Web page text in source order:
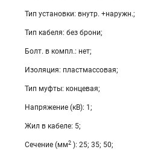
Тип установки: внутр. +наружн.;
Тип кабеля: без брони;
Болт. в компл.: нет;
Изоляция: пластмассовая;
Тип муфты: концевая;
Напряжение (кВ): 1;
Жил в кабеле: 5;
Сечение (мм2 ): 25; 35; 50;